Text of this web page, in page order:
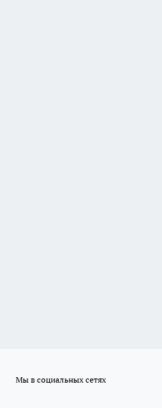
Мы в социальных сетях